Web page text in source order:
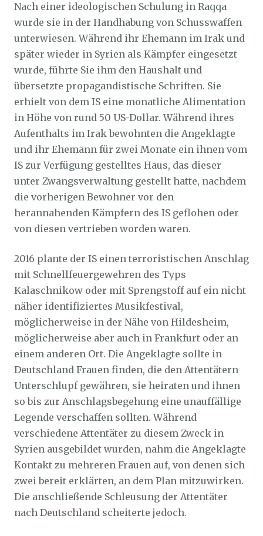
Nach einer ideologischen Schulung in Raqqa
wurde sie in der Handhabung von Schusswaffen
unterwiesen. Während ihr Ehemann im Irak und
später wieder in Syrien als Kämpfer eingesetzt
wurde, führte Sie ihm den Haushalt und
übersetzte propagandistische Schriften. Sie
erhielt von dem IS eine monatliche Alimentation
in Höhe von rund 50 US-Dollar. Während ihres
Aufenthalts im Irak bewohnten die Angeklagte
und ihr Ehemann für zwei Monate ein ihnen vom
IS zur Verfügung gestelltes Haus, das dieser
unter Zwangsverwaltung gestellt hatte, nachdem
die vorherigen Bewohner vor den
herannahenden Kämpfern des IS geflohen oder
von diesen vertrieben worden waren.
2016 plante der IS einen terroristischen Anschlag
mit Schnellfeuergewehren des Typs
Kalaschnikow oder mit Sprengstoff auf ein nicht
näher identifiziertes Musikfestival,
möglicherweise in der Nähe von Hildesheim,
möglicherweise aber auch in Frankfurt oder an
einem anderen Ort. Die Angeklagte sollte in
Deutschland Frauen finden, die den Attentätern
Unterschlupf gewähren, sie heiraten und ihnen
so bis zur Anschlagsbegehung eine unauffällige
Legende verschaffen sollten. Während
verschiedene Attentäter zu diesem Zweck in
Syrien ausgebildet wurden, nahm die Angeklagte
Kontakt zu mehreren Frauen auf, von denen sich
zwei bereit erklärten, an dem Plan mitzuwirken.
Die anschließende Schleusung der Attentäter
nach Deutschland scheiterte jedoch.